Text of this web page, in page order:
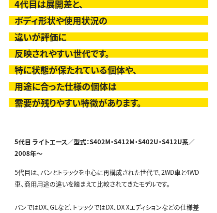
4代目は展開差と、
ボディ形状や使用状況の
違いが評価に
反映されやすい世代です。
特に状態が保たれている個体や、
用途に合った仕様の個体は
需要が残りやすい特徴があります。
5代目 ライトエース／型式：S402M・S412M・S402U・S412U系／
2008年～
5代目は、バンとトラックを中心に再構成された世代で、2WD車と4WD
車、商用用途の違いを踏まえて比較されてきたモデルです。
バンではDX、GLなど、トラックではDX、DX Xエディションなどの仕様差